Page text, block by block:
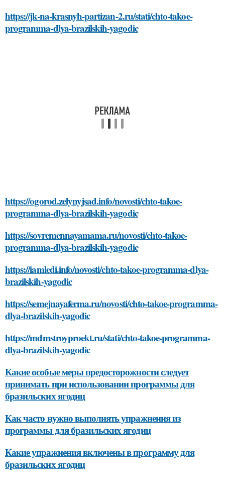
https://jk-na-krasnyh-partizan-2.ru/stati/chto-takoe-
programma-dlya-brazilskih-yagodic
https://ogorod.zelynyjsad.info/novosti/chto-takoe-
programma-dlya-brazilskih-yagodic
https://sovremennayamama.ru/novosti/chto-takoe-
programma-dlya-brazilskih-yagodic
https://iamledi.info/novosti/chto-takoe-programma-dlya-
brazilskih-yagodic
https://semejnayaferma.ru/novosti/chto-takoe-programma-
dlya-brazilskih-yagodic
https://mdmstroyproekt.ru/stati/chto-takoe-programma-
dlya-brazilskih-yagodic
Какие особые меры предосторожности следует
принимать при использовании программы для
бразильских ягодиц
Как часто нужно выполнять упражнения из
программы для бразильских ягодиц
Какие упражнения включены в программу для
бразильских ягодиц